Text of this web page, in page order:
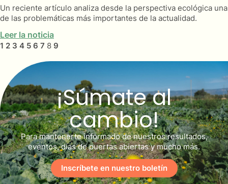
Un reciente artículo analiza desde la perspectiva ecológica una
de las problemáticas más importantes de la actualidad.
Leer la noticia
1 2 3 4 5 6 7 8 9
¡Súmate al
cambio!
Para mantenerte informado de nuestros resultados,
eventos, días de puertas abiertas y mucho más.
Inscríbete en nuestro boletín